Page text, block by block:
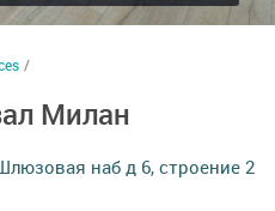
/
Милан
наб д 6, строение 2